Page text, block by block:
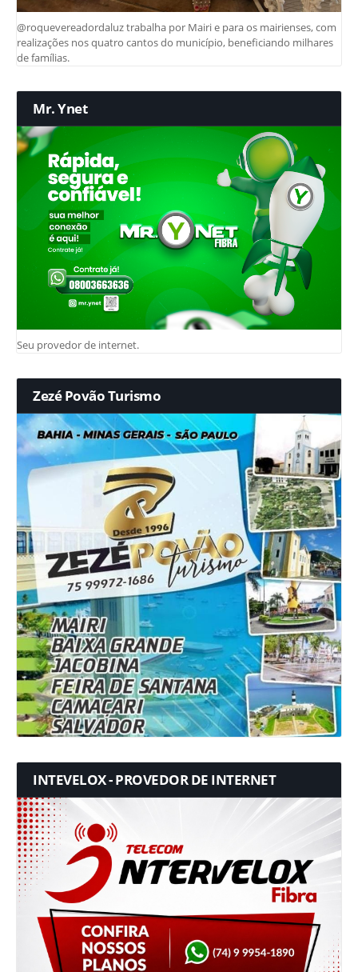
@roquevereadordaluz trabalha por Mairi e para os mairienses, com
realizações nos quatro cantos do município, beneficiando milhares
de famílias.
Mr. Ynet
Seu provedor de internet.
Zezé Povão Turismo
INTEVELOX - PROVEDOR DE INTERNET